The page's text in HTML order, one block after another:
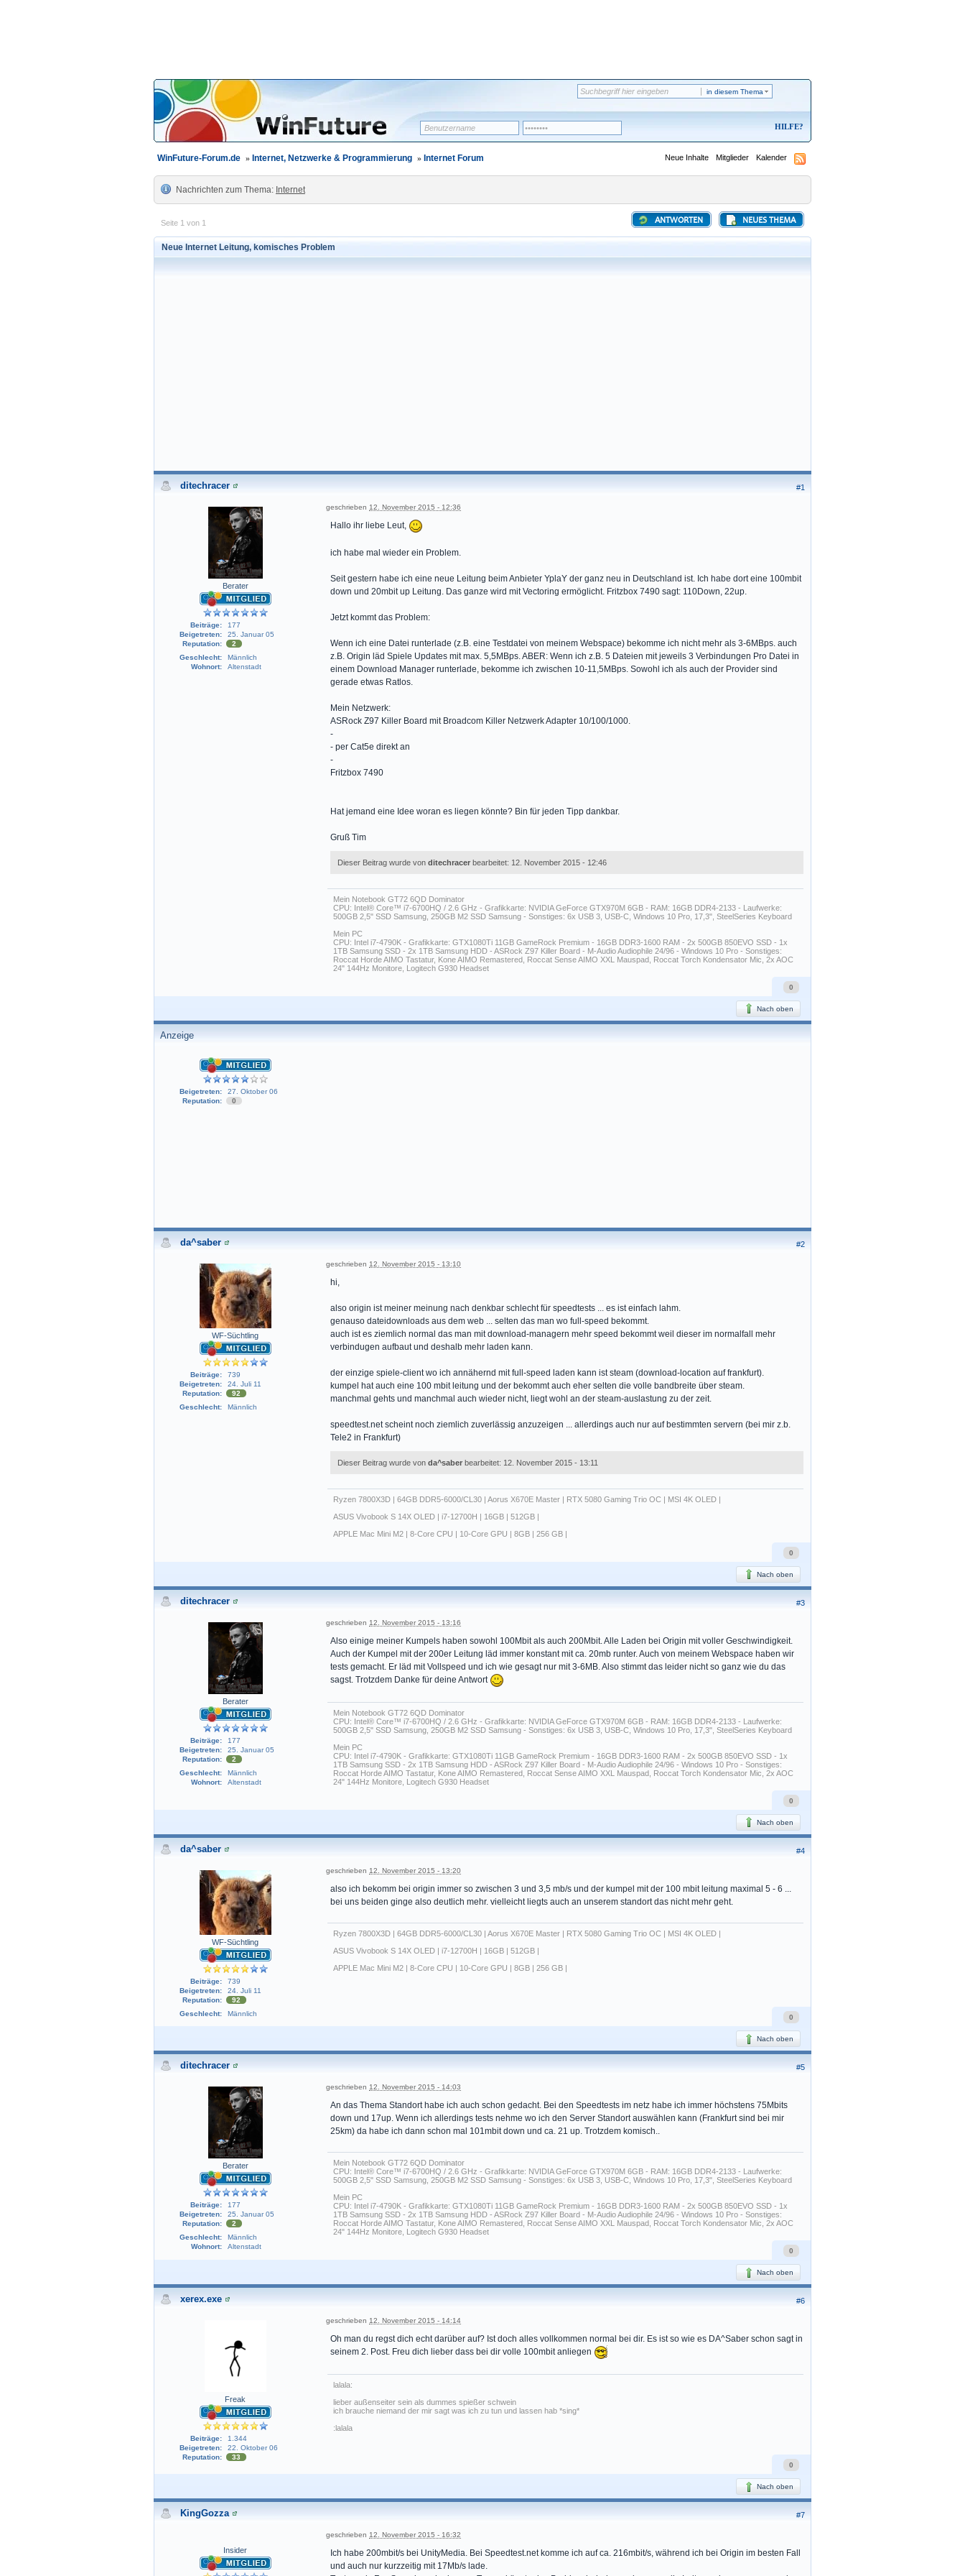
in diesem Thema
HILFE
WinFuture-Forum.de » Internet, Netzwerke & Programmierung » Internet Forum Neue Inhalte Mitglieder Kalender
Nachrichten zum Thema: Internet
Seite 1 von 1 NEUES THEMA
ANTWORTEN
Neue Internet Leitung, komisches Problem
#1
ditechracer
Berater
Beiträge:
177
Beigetreten:
25. Januar 05
Reputation:
2
Geschlecht:
Männlich
Wohnort:
Altenstadt
geschrieben 12. November 2015 - 12:36
Hallo ihr liebe Leut,
ich habe mal wieder ein Problem.
Seit gestern habe ich eine neue Leitung beim Anbieter YplaY der ganz neu in Deutschland ist. Ich habe dort eine 100mbit
down und 20mbit up Leitung. Das ganze wird mit Vectoring ermöglicht. Fritzbox 7490 sagt: 110Down, 22up.
Jetzt kommt das Problem:
Wenn ich eine Datei runterlade (z.B. eine Testdatei von meinem Webspace) bekomme ich nicht mehr als 3-6MBps. auch
z.B. Origin läd Spiele Updates mit max. 5,5MBps. ABER: Wenn ich z.B. 5 Dateien mit jeweils 3 Verbindungen Pro Datei in
einem Download Manager runterlade, bekomme ich zwischen 10-11,5MBps. Sowohl ich als auch der Provider sind
gerade etwas Ratlos.
Mein Netzwerk:
ASRock Z97 Killer Board mit Broadcom Killer Netzwerk Adapter 10/100/1000.
-
- per Cat5e direkt an
-
Fritzbox 7490
Hat jemand eine Idee woran es liegen könnte? Bin für jeden Tipp dankbar.
Gruß Tim
Dieser Beitrag wurde von ditechracer bearbeitet: 12. November 2015 - 12:46
Mein Notebook GT72 6QD Dominator
CPU: Intel® Core™ i7-6700HQ / 2.6 GHz - Grafikkarte: NVIDIA GeForce GTX970M 6GB - RAM: 16GB DDR4-2133 - Laufwerke:
500GB 2,5" SSD Samsung, 250GB M2 SSD Samsung - Sonstiges: 6x USB 3, USB-C, Windows 10 Pro, 17,3", SteelSeries Keyboard
Mein PC
CPU: Intel i7-4790K - Grafikkarte: GTX1080Ti 11GB GameRock Premium - 16GB DDR3-1600 RAM - 2x 500GB 850EVO SSD - 1x
1TB Samsung SSD - 2x 1TB Samsung HDD - ASRock Z97 Killer Board - M-Audio Audiophile 24/96 - Windows 10 Pro - Sonstiges:
Roccat Horde AIMO Tastatur, Kone AIMO Remastered, Roccat Sense AIMO XXL Mauspad, Roccat Torch Kondensator Mic, 2x AOC
24" 144Hz Monitore, Logitech G930 Headset
0
Nach oben
Anzeige
Beigetreten:
27. Oktober 06
Reputation:
0
#2
da^saber
WF-Süchtling
Beiträge:
739
Beigetreten:
24. Juli 11
Reputation:
92
Geschlecht:
Männlich
geschrieben 12. November 2015 - 13:10
hi,
also origin ist meiner meinung nach denkbar schlecht für speedtests ... es ist einfach lahm.
genauso dateidownloads aus dem web ... selten das man wo full-speed bekommt.
auch ist es ziemlich normal das man mit download-managern mehr speed bekommt weil dieser im normalfall mehr
verbindugen aufbaut und deshalb mehr laden kann.
der einzige spiele-client wo ich annähernd mit full-speed laden kann ist steam (download-location auf frankfurt).
kumpel hat auch eine 100 mbit leitung und der bekommt auch eher selten die volle bandbreite über steam.
manchmal gehts und manchmal auch wieder nicht, liegt wohl an der steam-auslastung zu der zeit.
speedtest.net scheint noch ziemlich zuverlässig anzuzeigen ... allerdings auch nur auf bestimmten servern (bei mir z.b.
Tele2 in Frankfurt)
Dieser Beitrag wurde von da^saber bearbeitet: 12. November 2015 - 13:11
Ryzen 7800X3D | 64GB DDR5-6000/CL30 | Aorus X670E Master | RTX 5080 Gaming Trio OC | MSI 4K OLED |
ASUS Vivobook S 14X OLED | i7-12700H | 16GB | 512GB |
APPLE Mac Mini M2 | 8-Core CPU | 10-Core GPU | 8GB | 256 GB |
0
Nach oben
#3
ditechracer
Berater
Beiträge:
177
Beigetreten:
25. Januar 05
Reputation:
2
Geschlecht:
Männlich
Wohnort:
Altenstadt
geschrieben 12. November 2015 - 13:16
Also einige meiner Kumpels haben sowohl 100Mbit als auch 200Mbit. Alle Laden bei Origin mit voller Geschwindigkeit.
Auch der Kumpel mit der 200er Leitung läd immer konstant mit ca. 20mb runter. Auch von meinem Webspace haben wir
tests gemacht. Er läd mit Vollspeed und ich wie gesagt nur mit 3-6MB. Also stimmt das leider nicht so ganz wie du das
sagst. Trotzdem Danke für deine Antwort
Mein Notebook GT72 6QD Dominator
CPU: Intel® Core™ i7-6700HQ / 2.6 GHz - Grafikkarte: NVIDIA GeForce GTX970M 6GB - RAM: 16GB DDR4-2133 - Laufwerke:
500GB 2,5" SSD Samsung, 250GB M2 SSD Samsung - Sonstiges: 6x USB 3, USB-C, Windows 10 Pro, 17,3", SteelSeries Keyboard
Mein PC
CPU: Intel i7-4790K - Grafikkarte: GTX1080Ti 11GB GameRock Premium - 16GB DDR3-1600 RAM - 2x 500GB 850EVO SSD - 1x
1TB Samsung SSD - 2x 1TB Samsung HDD - ASRock Z97 Killer Board - M-Audio Audiophile 24/96 - Windows 10 Pro - Sonstiges:
Roccat Horde AIMO Tastatur, Kone AIMO Remastered, Roccat Sense AIMO XXL Mauspad, Roccat Torch Kondensator Mic, 2x AOC
24" 144Hz Monitore, Logitech G930 Headset
0
Nach oben
#4
da^saber
WF-Süchtling
Beiträge:
739
Beigetreten:
24. Juli 11
Reputation:
92
Geschlecht:
Männlich
geschrieben 12. November 2015 - 13:20
also ich bekomm bei origin immer so zwischen 3 und 3,5 mb/s und der kumpel mit der 100 mbit leitung maximal 5 - 6 ...
bei uns beiden ginge also deutlich mehr. vielleicht liegts auch an unserem standort das nicht mehr geht.
Ryzen 7800X3D | 64GB DDR5-6000/CL30 | Aorus X670E Master | RTX 5080 Gaming Trio OC | MSI 4K OLED |
ASUS Vivobook S 14X OLED | i7-12700H | 16GB | 512GB |
APPLE Mac Mini M2 | 8-Core CPU | 10-Core GPU | 8GB | 256 GB |
0
Nach oben
#5
ditechracer
Berater
Beiträge:
177
Beigetreten:
25. Januar 05
Reputation:
2
Geschlecht:
Männlich
Wohnort:
Altenstadt
geschrieben 12. November 2015 - 14:03
An das Thema Standort habe ich auch schon gedacht. Bei den Speedtests im netz habe ich immer höchstens 75Mbits
down und 17up. Wenn ich allerdings tests nehme wo ich den Server Standort auswählen kann (Frankfurt sind bei mir
25km) da habe ich dann schon mal 101mbit down und ca. 21 up. Trotzdem komisch..
Mein Notebook GT72 6QD Dominator
CPU: Intel® Core™ i7-6700HQ / 2.6 GHz - Grafikkarte: NVIDIA GeForce GTX970M 6GB - RAM: 16GB DDR4-2133 - Laufwerke:
500GB 2,5" SSD Samsung, 250GB M2 SSD Samsung - Sonstiges: 6x USB 3, USB-C, Windows 10 Pro, 17,3", SteelSeries Keyboard
Mein PC
CPU: Intel i7-4790K - Grafikkarte: GTX1080Ti 11GB GameRock Premium - 16GB DDR3-1600 RAM - 2x 500GB 850EVO SSD - 1x
1TB Samsung SSD - 2x 1TB Samsung HDD - ASRock Z97 Killer Board - M-Audio Audiophile 24/96 - Windows 10 Pro - Sonstiges:
Roccat Horde AIMO Tastatur, Kone AIMO Remastered, Roccat Sense AIMO XXL Mauspad, Roccat Torch Kondensator Mic, 2x AOC
24" 144Hz Monitore, Logitech G930 Headset
0
Nach oben
#6
xerex.exe
Freak
Beiträge:
1.344
Beigetreten:
22. Oktober 06
Reputation:
33
geschrieben 12. November 2015 - 14:14
Oh man du regst dich echt darüber auf? Ist doch alles vollkommen normal bei dir. Es ist so wie es DA^Saber schon sagt in
seinem 2. Post. Freu dich lieber dass bei dir volle 100mbit anliegen
lalala:
lieber außenseiter sein als dummes spießer schwein
ich brauche niemand der mir sagt was ich zu tun und lassen hab *sing*
:lalala
0
Nach oben
#7
KingGozza
Insider
geschrieben 12. November 2015 - 16:32
Ich habe 200mbit/s bei UnityMedia. Bei Speedtest.net komme ich auf ca. 216mbit/s, während ich bei Origin im besten Fall
und auch nur kurzzeitig mit 17Mb/s lade.